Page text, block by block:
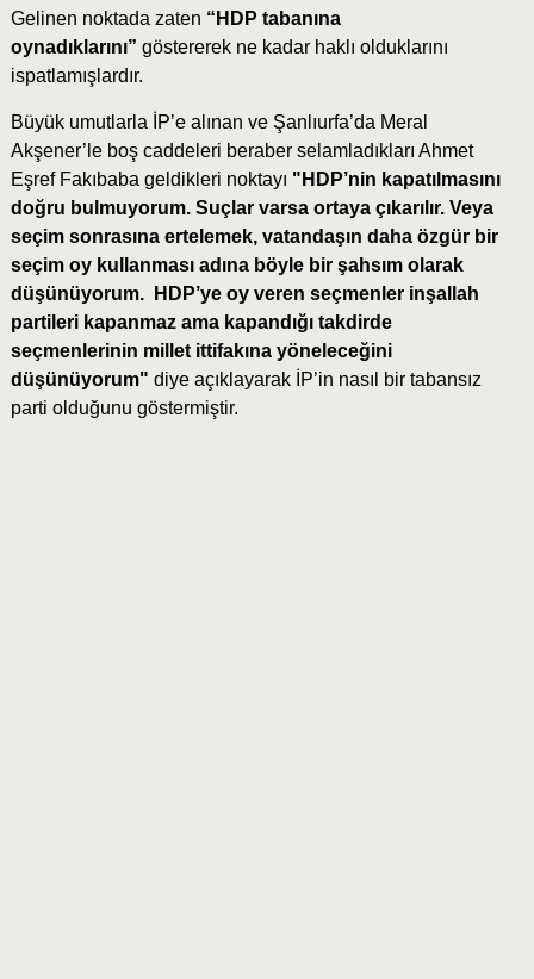
Gelinen noktada zaten “HDP tabanına
oynadıklarını” göstererek ne kadar haklı olduklarını
ispatlamışlardır.
Büyük umutlarla İP’e alınan ve Şanlıurfa’da Meral
Akşener’le boş caddeleri beraber selamladıkları Ahmet
Eşref Fakıbaba geldikleri noktayı "HDP’nin kapatılmasını
doğru bulmuyorum. Suçlar varsa ortaya çıkarılır. Veya
seçim sonrasına ertelemek, vatandaşın daha özgür bir
seçim oy kullanması adına böyle bir şahsım olarak
düşünüyorum. HDP’ye oy veren seçmenler inşallah
partileri kapanmaz ama kapandığı takdirde
seçmenlerinin millet ittifakına yöneleceğini
düşünüyorum" diye açıklayarak İP’in nasıl bir tabansız
parti olduğunu göstermiştir.